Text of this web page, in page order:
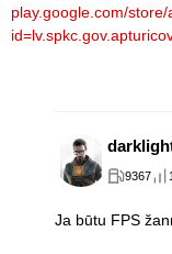
play.google.com/
9367 1
Ja būtu FPS